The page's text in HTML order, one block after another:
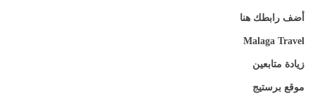
أضف رابطك هنا
Malaga Travel
زيادة متابعين
موقع برستيج